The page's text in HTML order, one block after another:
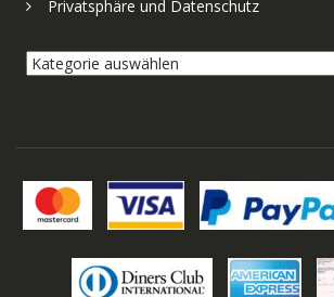
Privatsphäre und Datenschutz
Kategorie